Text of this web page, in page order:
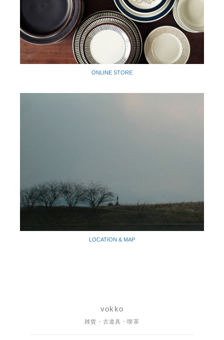
ONLINE STORE
LOCATION & MAP
vokko
雑貨・古道具・喫茶